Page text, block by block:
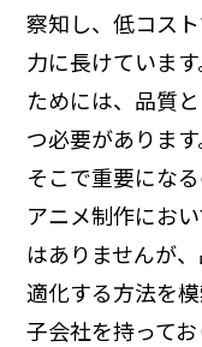
察知し、低コス
力に長けていま
ためには、品質
つ必要があります
そこで重要にな
アニメ制作にお
はありませんが
適化する方法を
子会社を持って